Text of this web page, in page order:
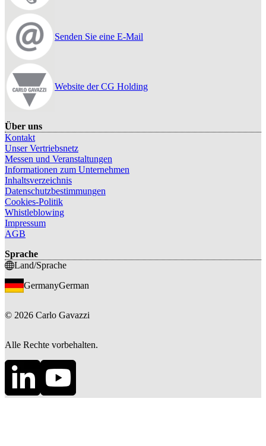
Senden Sie eine E-Mail
Website der CG Holding
Über uns
Kontakt
Unser Vertriebsnetz
Messen und Veranstaltungen
Informationen zum Unternehmen
Inhaltsverzeichnis
Datenschutzbestimmungen
Cookies-Politik
Whistleblowing
Impressum
AGB
Sprache
Land/Sprache
GermanyGerman
© 2026 Carlo Gavazzi
Alle Rechte vorbehalten.